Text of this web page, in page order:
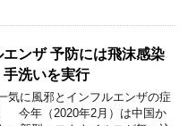
ンザ 予防には飛沫感染
洗いを実行
気に風邪とインフルエンザの症
今年（2020年2月）は中国か